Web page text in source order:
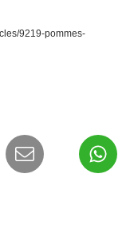
9219-pommes-